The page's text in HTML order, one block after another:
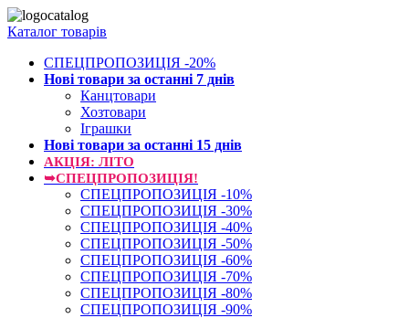
Каталог товарів
СПЕЦПРОПОЗИЦІЯ -20%
Нові товари за останнi 7 днiв
Канцтовари
Хозтовари
Іграшки
Нові товари за останнi 15 днiв
АКЦІЯ: ЛІТО
➥СПЕЦПРОПОЗИЦІЯ!
СПЕЦПРОПОЗИЦІЯ -10%
СПЕЦПРОПОЗИЦІЯ -30%
СПЕЦПРОПОЗИЦІЯ -40%
СПЕЦПРОПОЗИЦІЯ -50%
СПЕЦПРОПОЗИЦІЯ -60%
СПЕЦПРОПОЗИЦІЯ -70%
СПЕЦПРОПОЗИЦІЯ -80%
СПЕЦПРОПОЗИЦІЯ -90%